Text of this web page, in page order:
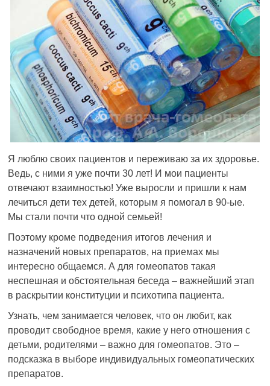
Я люблю своих пациентов и переживаю за их здоровье.
Ведь, с ними я уже почти 30 лет! И мои пациенты
отвечают взаимностью! Уже выросли и пришли к нам
лечиться дети тех детей, которым я помогал в 90-ые.
Мы стали почти что одной семьей!
Поэтому кроме подведения итогов лечения и
назначений новых препаратов, на приемах мы
интересно общаемся. А для гомеопатов такая
неспешная и обстоятельная беседа – важнейший этап
в раскрытии конституции и психотипа пациента.
Узнать, чем занимается человек, что он любит, как
проводит свободное время, какие у него отношения с
детьми, родителями – важно для гомеопатов. Это –
подсказка в выборе индивидуальных гомеопатических
препаратов.